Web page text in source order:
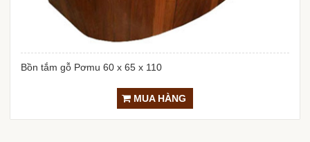
Bồn tắm gỗ Pơmu 60 x 65 x 110
MUA HÀNG